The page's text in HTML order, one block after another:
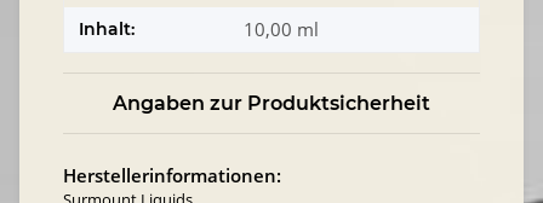
Inhalt: 10,00 ml
Angaben zur Produktsicherheit
Herstellerinformationen: